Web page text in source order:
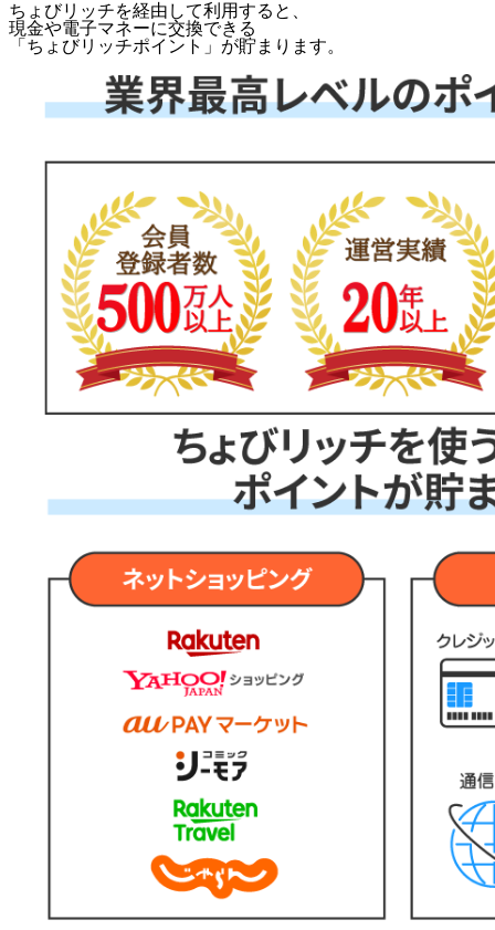
ちょびリッチを経由して利用すると、
現金や電子マネーに交換できる
「 ちょびリッチポイント 」が貯まります。